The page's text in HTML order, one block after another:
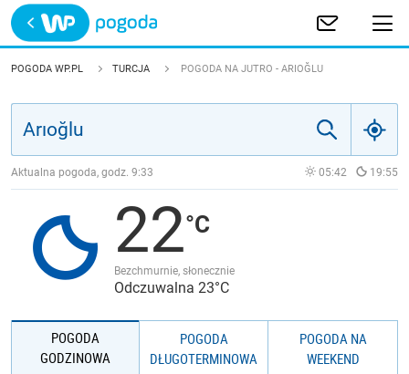
Trwa ładowanie
POLSKA
JAKOŚĆ POWIETRZA
POGODA WP.PL TURCJA POGODA NA JUTRO - ARIOĞLU
Aktualna pogoda, godz. 9:33 05:42 19:55
22
Bezchmurnie, słonecznie
Odczuwalna 23°C
POGODA
GODZINOWA
POGODA
DŁUGOTERMINOWA
POGODA NA
WEEKEND